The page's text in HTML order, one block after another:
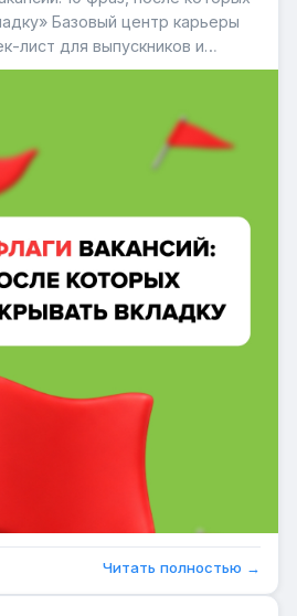
карьеры
лист для выпускников и
который поможет
вакансии, избежать
при поиске работы и
Читать полностью →